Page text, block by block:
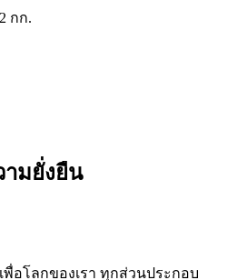
กก.
ามยั่งยืน
พื่อโลกของเรา ทุกส่วนประกอบ